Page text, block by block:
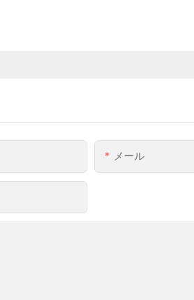
メール